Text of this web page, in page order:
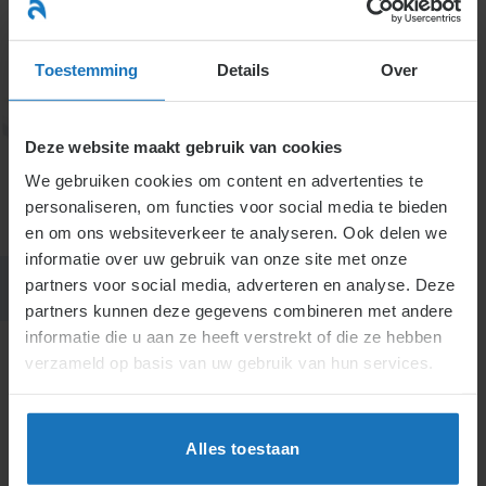
Toestemming Details Over
Deze website maakt gebruik van cookies
We gebruiken cookies om content en advertenties te
personaliseren, om functies voor social media te bieden
en om ons websiteverkeer te analyseren. Ook delen we
informatie over uw gebruik van onze site met onze
partners voor social media, adverteren en analyse. Deze
partners kunnen deze gegevens combineren met andere
informatie die u aan ze heeft verstrekt of die ze hebben
verzameld op basis van uw gebruik van hun services.
Alles toestaan
naar
inhoud
7. Getuigschrift
H7. Getuigschrift